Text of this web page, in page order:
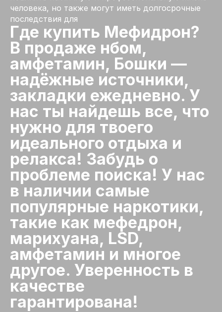
человека, но также могут иметь долгосрочные
последствия для
Где купить Мефидрон?
В продаже нбом,
амфетамин, Бошки —
надёжные источники,
закладки ежедневно. У
нас ты найдешь все, что
нужно для твоего
идеального отдыха и
релакса! Забудь о
проблеме поиска! У нас
в наличии самые
популярные наркотики,
такие как мефедрон,
марихуана, LSD,
амфетамин и многое
другое. Уверенность в
качестве
гарантирована!